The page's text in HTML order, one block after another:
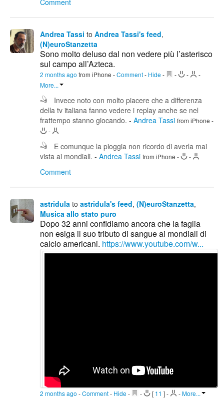
Comment
Andrea Tassi to Andrea Tassi's feed,
(N)euroStanzetta
Sono molto deluso dal non vedere più l’asterisco
sul campo all’Azteca.
2 months ago from iPhone -Comment- Hide - - -
-
More...
Invece noto con molto piacere che a differenza
della tv italiana fanno vedere i replay anche se nel
frattempo stanno giocando. - Andrea Tassi from iPhone -
-
E comunque la pioggia non ricordo di averla mai
vista ai mondiali. - Andrea Tassi from iPhone - -
Comment
astridula to astridula's feed, (N)euroStanzetta,
Musica allo stato puro
Dopo 32 anni confidiamo ancora che la faglia
non esiga il suo tributo di sangue ai mondiali di
calcio americani. https://www.youtube.com/w...
2 months ago -Comment- Hide - - [ 11 ]- -More...